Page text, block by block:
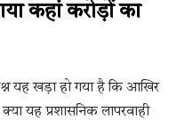
कहां करोड़ों का
यह खड़ा हो गया है कि आखिर
यह प्रशासनिक लापरवाही